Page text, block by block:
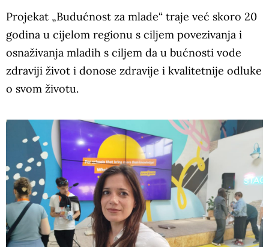
Projekat „Budućnost za mlade“ traje već skoro 20
godina u cijelom regionu s ciljem povezivanja i
osnaživanja mladih s ciljem da u bućnosti vode
zdraviji život i donose zdravije i kvalitetnije odluke
o svom životu.